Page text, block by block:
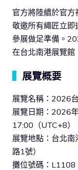
官方將陸續於官方
敬邀所有繩匠立即
參展做足準備。
在台北南港展覽館
展覽概要
展覽名稱：2026
展覽日期：2026
17:00（UTC+8）
展覽地點：台北
路1號）
攤位號碼：L1108